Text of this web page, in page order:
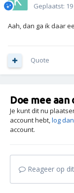
Geplaatst:
Aah, dan ga ik daar
Quote
Doe mee
Je kunt dit nu
account hebt,log
account.
Reageer op